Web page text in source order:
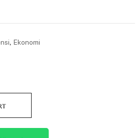
, Ekonomi